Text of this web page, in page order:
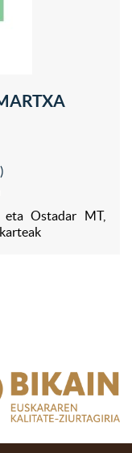
Ostadar MT,